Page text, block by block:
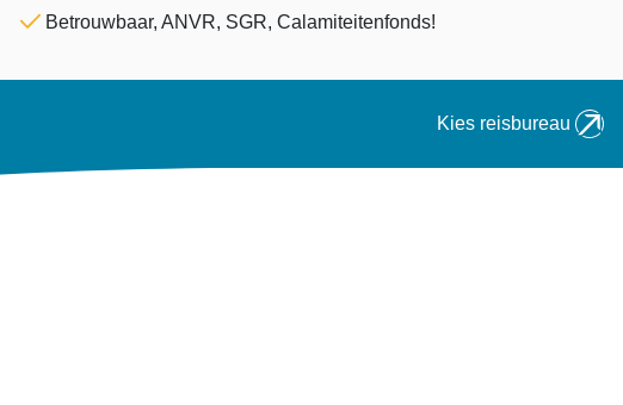
gaan
Betrouwbaar, ANVR, SGR, Calamiteitenfonds!
Kies reisbureau